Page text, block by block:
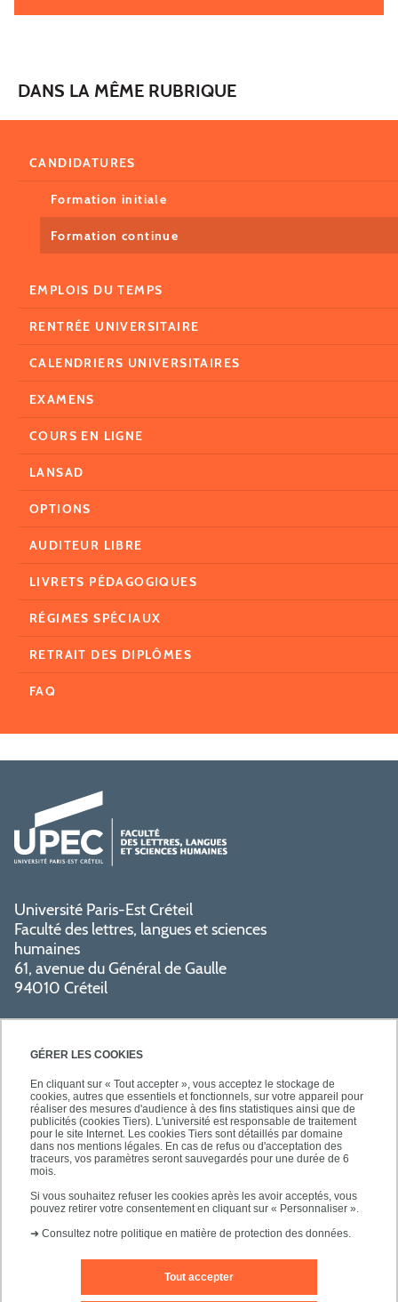
GÉRER LES COOKIES
En cliquant sur « Tout accepter », vous acceptez le stockage de
cookies, autres que essentiels et fonctionnels, sur votre appareil pour
réaliser des mesures d'audience à des fins statistiques ainsi que de
publicités (cookies Tiers). L'université est responsable de traitement
pour le site Internet. Les cookies Tiers sont détaillés par domaine
dans nos mentions légales. En cas de refus ou d'acceptation des
traceurs, vos paramètres seront sauvegardés pour une durée de 6
mois.
Si vous souhaitez refuser les cookies après les avoir acceptés, vous
pouvez retirer votre consentement en cliquant sur « Personnaliser ».
➜ Consultez notre politique en matière de protection des données.
Tout accepter
DANS LA MÊME RUBRIQUE
CANDIDATURES
Formation initiale
Formation continue
EMPLOIS DU TEMPS
RENTRÉE UNIVERSITAIRE
CALENDRIERS UNIVERSITAIRES
EXAMENS
COURS EN LIGNE
LANSAD
OPTIONS
AUDITEUR LIBRE
LIVRETS PÉDAGOGIQUES
RÉGIMES SPÉCIAUX
RETRAIT DES DIPLÔMES
FAQ
Université Paris-Est Créteil
Faculté des lettres, langues et sciences
humaines
61, avenue du Général de Gaulle
94010 Créteil
PRATIQUE
NOS FORMATIONS
Nous contacter